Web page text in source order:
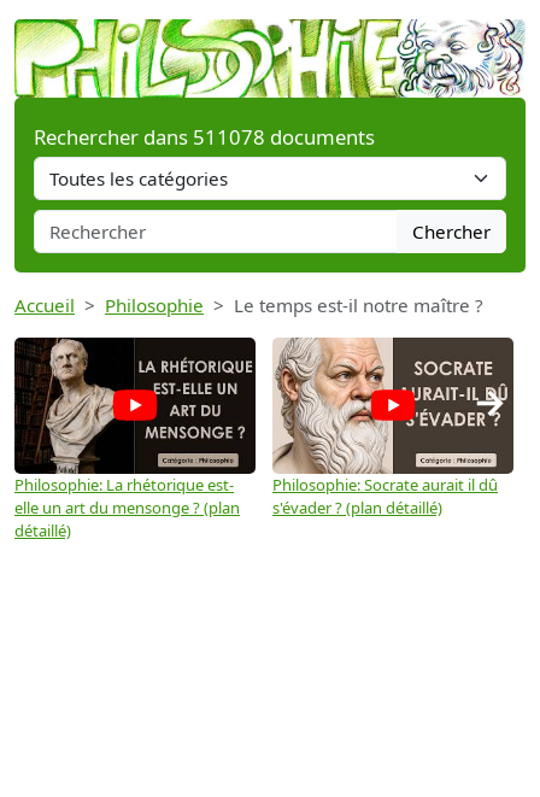
Rechercher dans 511078 documents
Chercher
Accueil Philosophie Le temps est-il notre maître ?
Philosophie: La rhétorique est-
elle un art du mensonge ? (plan
détaillé)
Philosophie: Socrate aurait il dû
s'évader ? (plan détaillé)
→